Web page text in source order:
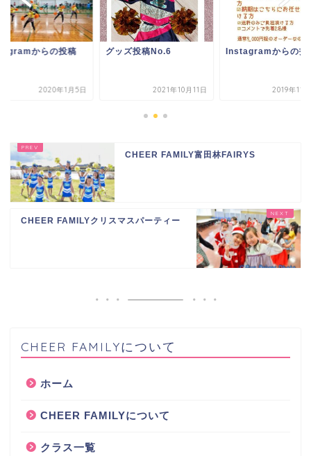
からの投稿
2020年1月5日
グッズ投稿No.6
2021年10月11日
Instagramからの投
2019年11
CHEER FAMILY富田林FAIRYS
CHEER FAMILYクリスマスパーティー
CHEER FAMILYについて
ホーム
CHEER FAMILYについて
クラス一覧